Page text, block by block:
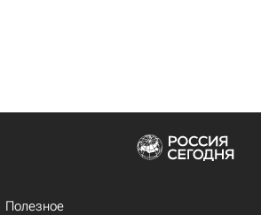
Полезное